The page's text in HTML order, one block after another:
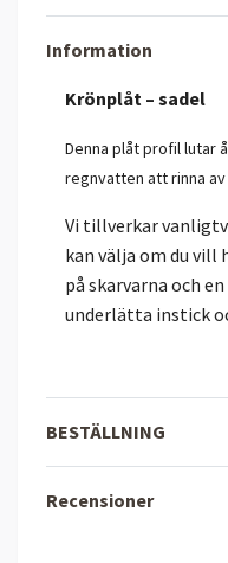
Information
Krönplåt – sadel
Denna plåt profil lutar
regnvatten att rinna av
Vi tillverkar
kan välja om du vill
på skarvarna och
underlätta instick
BESTÄLLNING
Recensioner